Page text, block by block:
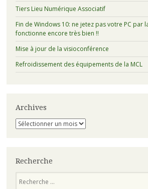
Tiers Lieu Numérique Associatif
Fin de Windows 10: ne jetez pas votre PC par
fonctionne encore très bien !!
Mise à jour de la visioconférence
Refroidissement des équipements de la MCL
Archives
Archives
Recherche